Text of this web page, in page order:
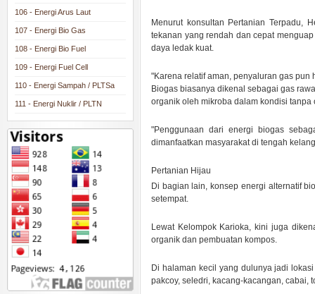
106 - Energi Arus Laut
107 - Energi Bio Gas
108 - Energi Bio Fuel
109 - Energi Fuel Cell
110 - Energi Sampah / PLTSa
111 - Energi Nuklir / PLTN
Menurut konsultan Pertanian Terpadu,
tekanan yang rendah dan cepat
daya ledak kuat.
"Karena relatif aman, penyaluran gas pun
Biogas biasanya dikenal sebagai gas
organik oleh mikroba dalam kondisi tanpa
"Penggunaan dari energi biogas
dimanfaatkan masyarakat di tengah
Pertanian Hijau
Di bagian lain, konsep energi alternatif
setempat.
Lewat Kelompok Karioka, kini juga
organik dan pembuatan kompos.
Di halaman kecil yang dulunya jadi
pakcoy, seledri, kacang-kacangan, cabai,